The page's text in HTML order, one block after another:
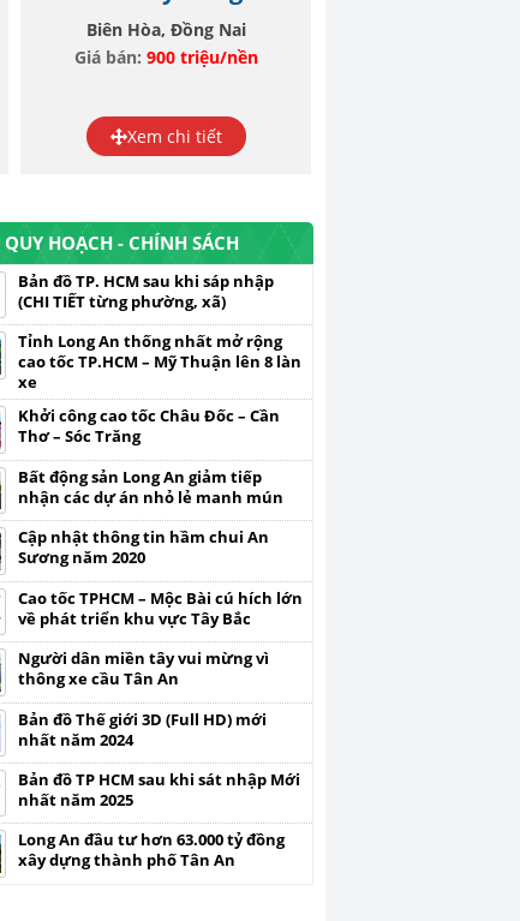
Biên Hòa, Đồng Nai
Giá bán: 900 triệu/nền
Xem chi tiết
QUY HOẠCH - CHÍNH SÁCH
Bản đồ TP. HCM sau khi sáp nhập
(CHI TIẾT từng phường, xã)
Tỉnh Long An thống nhất mở rộng
cao tốc TP.HCM – Mỹ Thuận lên 8 làn
xe
Khởi công cao tốc Châu Đốc – Cần
Thơ – Sóc Trăng
Bất động sản Long An giảm tiếp
nhận các dự án nhỏ lẻ manh mún
Cập nhật thông tin hầm chui An
Sương năm 2020
Cao tốc TPHCM – Mộc Bài cú hích lớn
về phát triển khu vực Tây Bắc
Người dân miền tây vui mừng vì
thông xe cầu Tân An
Bản đồ Thế giới 3D (Full HD) mới
nhất năm 2024
Bản đồ TP HCM sau khi sát nhập Mới
nhất năm 2025
Long An đầu tư hơn 63.000 tỷ đồng
xây dựng thành phố Tân An